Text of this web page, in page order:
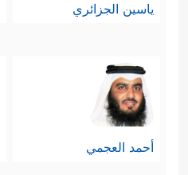
ياسين الجزائري
أحمد العجمي